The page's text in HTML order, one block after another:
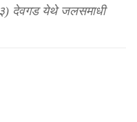
३) देवगड येथे जलसमाधी